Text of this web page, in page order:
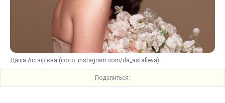
Даша Астаф'єва (фото: instagram.com/da_astafieva)
Поделиться: